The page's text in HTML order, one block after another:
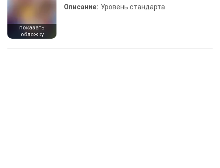
показать
обложку
Описание: Уровень стандарта